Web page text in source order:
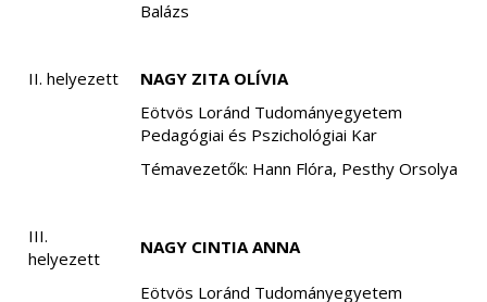
Balázs
II. helyezett
NAGY ZITA OLÍVIA
Eötvös Loránd Tudományegyetem
Pedagógiai és Pszichológiai Kar
Témavezetők: Hann Flóra, Pesthy Orsolya
III.
helyezett
NAGY CINTIA ANNA
Eötvös Loránd Tudományegyetem